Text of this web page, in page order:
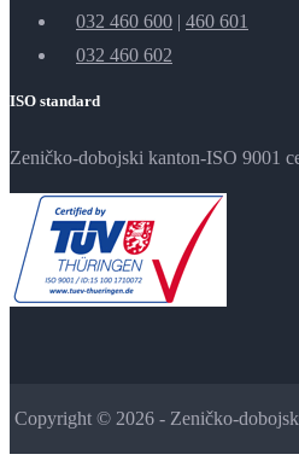
032 460 600 | 460 601
032 460 602
ISO standard
Zeničko-dobojski kanton-ISO 9001
Copyright © 2026 - Zeničko-